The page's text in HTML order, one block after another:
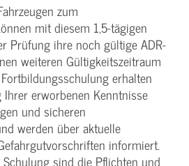
zum
mit diesem 1,5-tägigen
Prüfung ihre noch gültige ADR-
weiteren Gültigkeitszeitraum
erhalten
erworbenen Kenntnisse
und sicheren
werden über aktuelle
informiert.
sind die Pflichten und